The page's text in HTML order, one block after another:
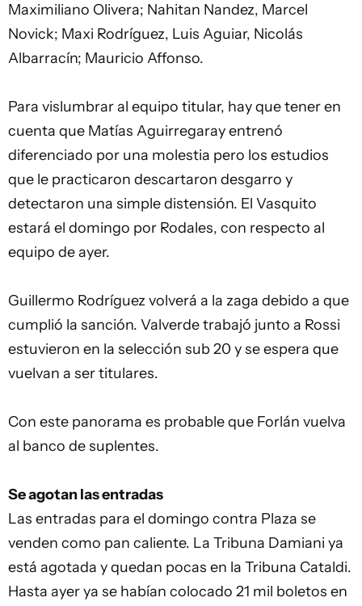
Maximiliano Olivera; Nahitan Nandez, Marcel
Novick; Maxi Rodríguez, Luis Aguiar, Nicolás
Albarracín; Mauricio Affonso.
Para vislumbrar al equipo titular, hay que tener en
cuenta que Matías Aguirregaray entrenó
diferenciado por una molestia pero los estudios
que le practicaron descartaron desgarro y
detectaron una simple distensión. El Vasquito
estará el domingo por Rodales, con respecto al
equipo de ayer.
Guillermo Rodríguez volverá a la zaga debido a que
cumplió la sanción. Valverde trabajó junto a Rossi
estuvieron en la selección sub 20 y se espera que
vuelvan a ser titulares.
Con este panorama es probable que Forlán vuelva
al banco de suplentes.
Se agotan las entradas
Las entradas para el domingo contra Plaza se
venden como pan caliente. La Tribuna Damiani ya
está agotada y quedan pocas en la Tribuna Cataldi.
Hasta ayer ya se habían colocado 21 mil boletos en